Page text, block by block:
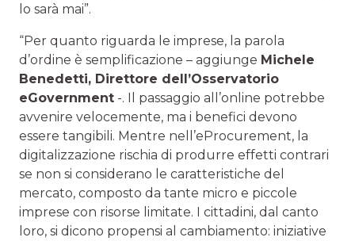
lo sarà mai”.
“Per quanto riguarda le imprese, la parola
d’ordine è semplificazione – aggiunge Michele
Benedetti, Direttore dell’Osservatorio
eGovernment -. Il passaggio all’online potrebbe
avvenire velocemente, ma i benefici devono
essere tangibili. Mentre nell’eProcurement, la
digitalizzazione rischia di produrre effetti contrari
se non si considerano le caratteristiche del
mercato, composto da tante micro e piccole
imprese con risorse limitate. I cittadini, dal canto
loro, si dicono propensi al cambiamento: iniziative